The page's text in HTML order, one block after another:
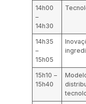
14h00
–
14h30
14h35
–
15h05
15h10 –
15h40